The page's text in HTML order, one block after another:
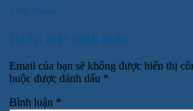
Email của bạn sẽ không được hiển thị
buộc được đánh dấu *
Bình luận *